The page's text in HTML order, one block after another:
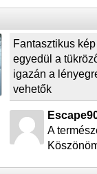
Fantasztikus
egyedül a
igazán a
vehetők
A